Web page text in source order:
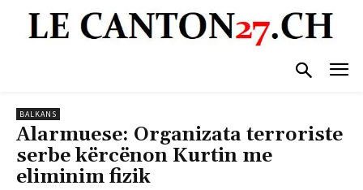
BALKANS
Alarmuese: Organizata terroriste
serbe kërcënon Kurtin me
eliminim fizik